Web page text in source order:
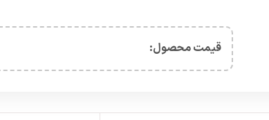
قیمت محصول:​